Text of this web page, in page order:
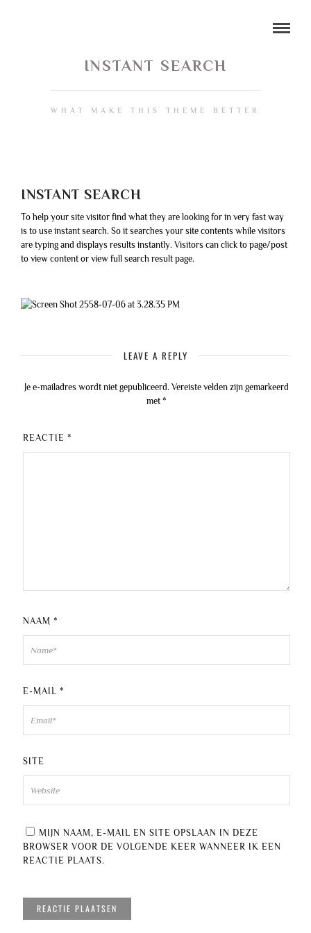
INSTANT SEARCH
WHAT MAKE THIS THEME BETTER
INSTANT SEARCH
To help your site visitor find what they are looking for in very fast way
is to use instant search. So it searches your site contents while visitors
are typing and displays results instantly. Visitors can click to page/post
to view content or view full search result page.
LEAVE A REPLY
Je e-mailadres wordt niet gepubliceerd. Vereiste velden zijn gemarkeerd
met*
REACTIE *
NAAM *
E-MAIL *
SITE
MIJN NAAM, E-MAIL EN SITE OPSLAAN IN DEZE
BROWSER VOOR DE VOLGENDE KEER WANNEER IK EEN
REACTIE PLAATS.